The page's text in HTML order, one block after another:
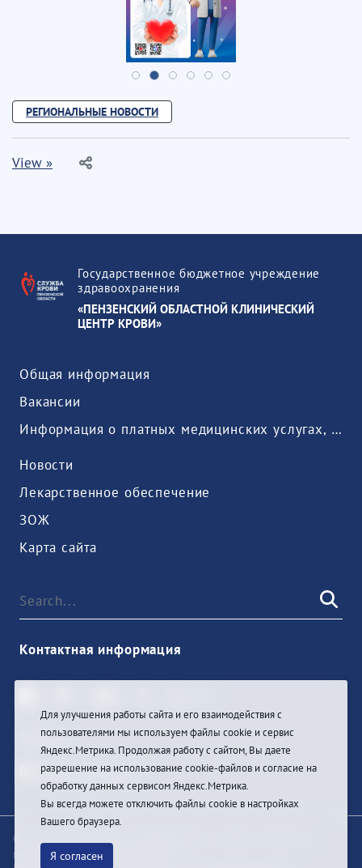
РЕГИОНАЛЬНЫЕ НОВОСТИ
View »
Государственное бюджетное учреждение
здравоохранения
«ПЕНЗЕНСКИЙ ОБЛАСТНОЙ КЛИНИЧЕСКИЙ
ЦЕНТР КРОВИ»
Общая информация
Вакансии
Информация о платных медицинских услугах, предоставляемых медицинской организацией
Новости
Лекарственное обеспечение
ЗОЖ
Карта сайта
Контактная информация
Sign In
© При цитировании информации с сайта ссылка на
первоисточник обязательна
Для улучшения работы сайта и его взаимодействия с
пользователями мы используем файлы cookie и сервис
Яндекс.Метрика. Продолжая работу с сайтом, Вы даете
разрешение на использование cookie-файлов и согласие на
обработку данных сервисом Яндекс.Метрика.
Вы всегда можете отключить файлы cookie в настройках
Вашего браузера.
Я согласен